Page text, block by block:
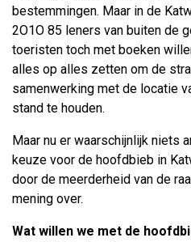
bestemmingen. Maar in de
2O1O 85 leners van buiten de
toeristen toch met boeken
alles op alles zetten om de
samenwerking met de locatie
stand te houden.
Maar nu er waarschijnlijk niets
keuze voor de hoofdbieb in
door de meerderheid van de
mening over.
Wat willen we met de